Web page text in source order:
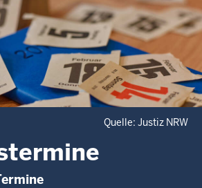
Quelle: Justiz NRW